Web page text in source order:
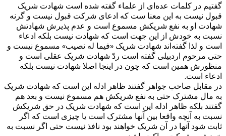
گفتیم در کلمات عده‌ای از علماء گفته شده است شهادت شریک
قبول نیست به این معنا ست که ادعای شرکت قبول نیست و گرنه
شهادت او به نفع شریکش مسموع است و عدم پذیرش شهادتش
نسبت به خودش از این جهت است که شهادت نیست بلکه ادعاء
است و لذا گفته‌اند شهادت شریک «فیما له نصیب» مسموع نیست و
حتی مرحوم اردبیلی گفته است ردّ شهادت شریک عقلی است و
منظورش همین است که چون در اینجا اصلا شهادت نیست بلکه
ادعاء است.
در مقابل صاحب جواهر گفتند ظاهر ادله این است که شهادت شریک
به مال مشترک حتی به نفع شریکش هم مسموع نیست و بعد هم
گفتند بلکه ظاهر ادله این است که شهادت شریک در حق شریکش
نسبت به آنچه واقعا بین آنها مشترک است یا چیزی است که اگر
ثابت شود آنها در آن شریک خواهند بود نافذ نیست حتی اگر نسبت به